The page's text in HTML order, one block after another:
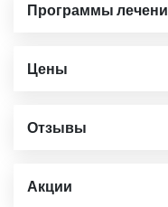
Программы
Цены
Отзывы
Акции